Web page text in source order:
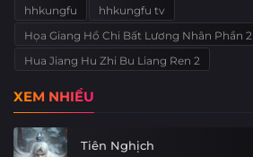
hhkungfu
hhkungfu tv
Họa Giang Hồ Chi Bất Lương Nhân Phần 2
Hua Jiang Hu Zhi Bu Liang Ren 2
XEM NHIỀU
Tiên Nghịch